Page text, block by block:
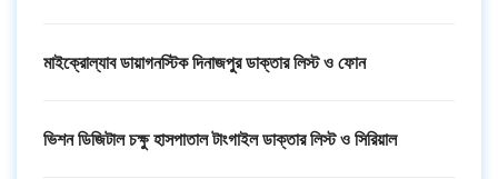
মাইক্রোল্যাব ডায়াগনস্টিক দিনাজপুর ডাক্তার লিস্ট ও ফোন
ভিশন ডিজিটাল চক্ষু হাসপাতাল টাংগাইল ডাক্তার লিস্ট ও সিরিয়াল